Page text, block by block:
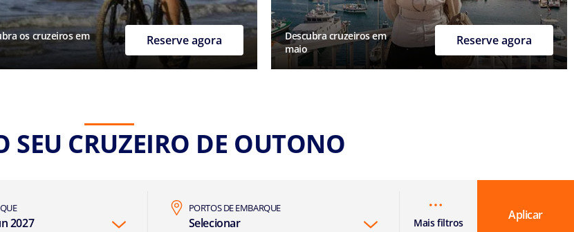
os cruzeiros em
Reserve agora
Descubra cruzeiros em
maio
Reserve agora
SEU CRUZEIRO DE OUTONO
2027
PORTOS DE EMBARQUE
Selecionar Mais filtros Aplicar